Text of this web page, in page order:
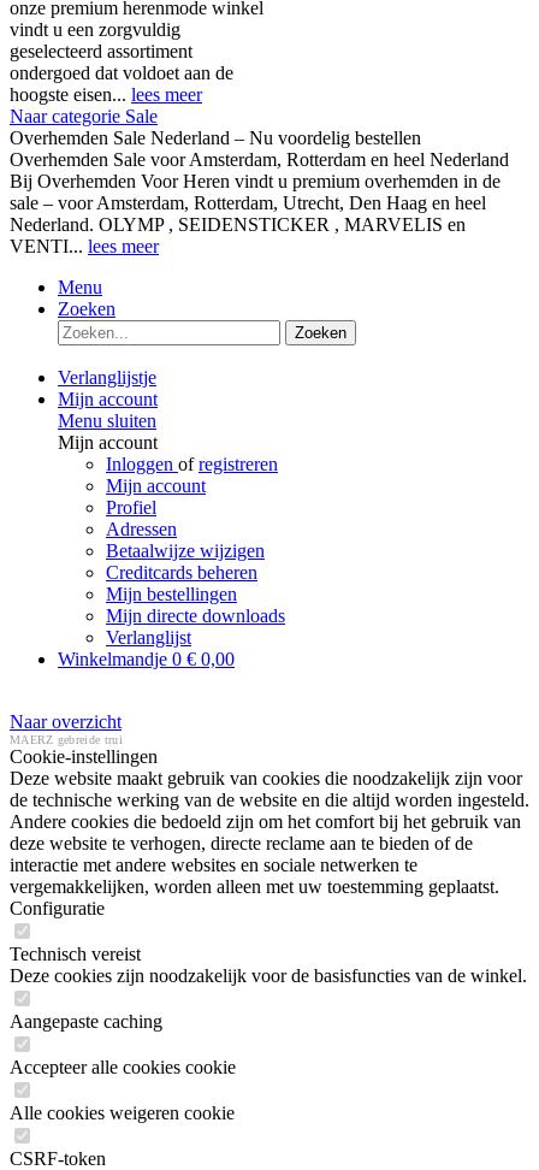
onze premium herenmode winkel
vindt u een zorgvuldig
geselecteerd assortiment
ondergoed dat voldoet aan de
hoogste eisen... lees meer
Naar categorie Sale
Overhemden Sale Nederland – Nu voordelig bestellen
Overhemden Sale voor Amsterdam, Rotterdam en heel Nederland
Bij Overhemden Voor Heren vindt u premium overhemden in de
sale – voor Amsterdam, Rotterdam, Utrecht, Den Haag en heel
Nederland. OLYMP , SEIDENSTICKER , MARVELIS en
VENTI... lees meer
Menu
Zoeken
Zoeken
Verlanglijstje
Mijn account
Menu sluiten
Mijn account
Inloggen ofregistreren
Mijn account
Profiel
Adressen
Betaalwijze wijzigen
Creditcards beheren
Mijn bestellingen
Mijn directe downloads
Verlanglijst
Winkelmandje 0 € 0,00
Naar overzicht
MAERZ gebreide trui
Cookie-instellingen
Deze website maakt gebruik van cookies die noodzakelijk zijn voor
de technische werking van de website en die altijd worden ingesteld.
Andere cookies die bedoeld zijn om het comfort bij het gebruik van
deze website te verhogen, directe reclame aan te bieden of de
interactie met andere websites en sociale netwerken te
vergemakkelijken, worden alleen met uw toestemming geplaatst.
Configuratie
Technisch vereist
Deze cookies zijn noodzakelijk voor de basisfuncties van de winkel.
Aangepaste caching
Accepteer alle cookies cookie
Alle cookies weigeren cookie
CSRF-token